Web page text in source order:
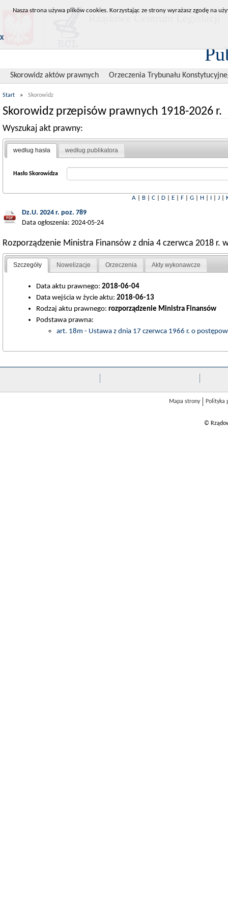
Skorowidz aktów prawnych Orzeczenia Trybunału
Start » Skorowidz
Skorowidz przepisów prawnych 1918-2026 r.
Wyszukaj akt prawny:
według hasła według publikatora
Hasło Skorowidza
A| B| C| D| E| F| G| H| I| J|
Dz.U. 2024 r. poz. 789
Data ogłoszenia: 2024-05-24
Rozporządzenie Ministra Finansów z dnia 4 czerwca 2018 r.
Szczegóły Nowelizacje Orzeczenia Akty wykonawcze
Data aktu prawnego: 2018-06-04
Data wejścia w życie aktu: 2018-06-13
Rodzaj aktu prawnego: rozporządzenie Ministra Finansów
Podstawa prawna:
art. 18m - Ustawa z dnia 17 czerwca 1966 r. o
Mapa strony Polityka
©
Nasza strona używa plików cookies. Korzystając ze strony wyrażasz zgodę na
X